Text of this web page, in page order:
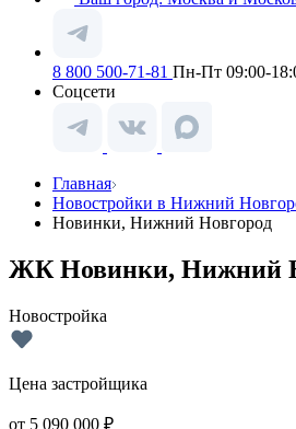
8 800 500-71-81 Пн-Пт 09:00-
Соцсети
Главная
Новостройки в Нижний
Новинки, Нижний Новгород
ЖК Новинки, Нижний
Новостройка
Цена застройщика
от 5 090 000 ₽